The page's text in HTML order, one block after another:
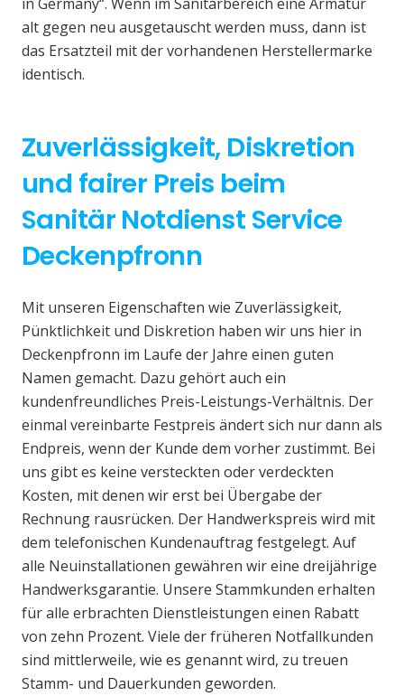
alt gegen neu ausgetauscht werden muss, dann ist
das Ersatzteil mit der vorhandenen Herstellermarke
identisch.
Zuverlässigkeit, Diskretion
und fairer Preis beim
Sanitär Notdienst Service
Deckenpfronn
Mit unseren Eigenschaften wie Zuverlässigkeit,
Pünktlichkeit und Diskretion haben wir uns hier in
Deckenpfronn im Laufe der Jahre einen guten
Namen gemacht. Dazu gehört auch ein
kundenfreundliches Preis-Leistungs-Verhältnis. Der
einmal vereinbarte Festpreis ändert sich nur dann als
Endpreis, wenn der Kunde dem vorher zustimmt. Bei
uns gibt es keine versteckten oder verdeckten
Kosten, mit denen wir erst bei Übergabe der
Rechnung rausrücken. Der Handwerkspreis wird mit
dem telefonischen Kundenauftrag festgelegt. Auf
alle Neuinstallationen gewähren wir eine dreijährige
Handwerksgarantie. Unsere Stammkunden erhalten
für alle erbrachten Dienstleistungen einen Rabatt
von zehn Prozent. Viele der früheren Notfallkunden
sind mittlerweile, wie es genannt wird, zu treuen
Stamm- und Dauerkunden geworden.